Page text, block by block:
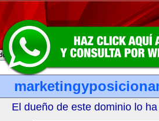
El dueño de este dominio lo